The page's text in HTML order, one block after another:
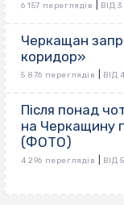
6 157 переглядів ВІД
Черкащан
коридор»
5 876 переглядів ВІД
Після понад
на Черкащину
(ФОТО)
4 296 переглядів ВІД